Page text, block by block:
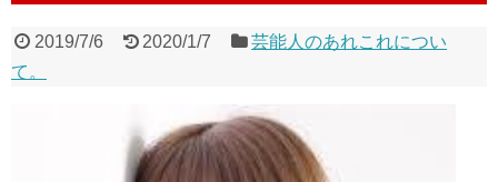
2019/7/6 2020/1/7
芸能人のあれこれについ
て。